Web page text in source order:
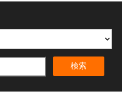
検索